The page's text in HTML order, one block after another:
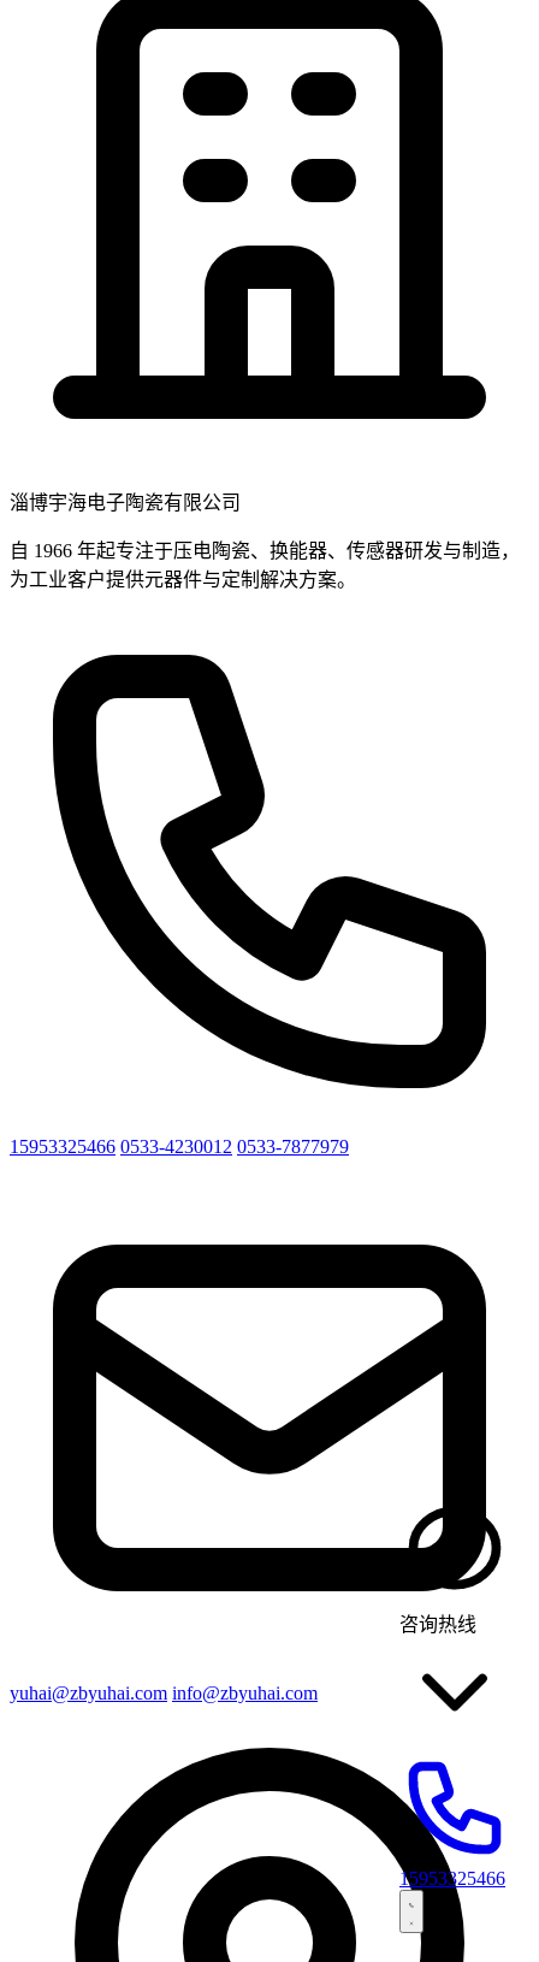
淄博宇海电子陶瓷有限公司
自 1966 年起专注于压电陶瓷、换能器、传感器研发与制造，
为工业客户提供元器件与定制解决方案。
15953325466 0533-4230012 0533-7877979
yuhai@zbyuhai.com info@zbyuhai.com
咨询热线
15953325466